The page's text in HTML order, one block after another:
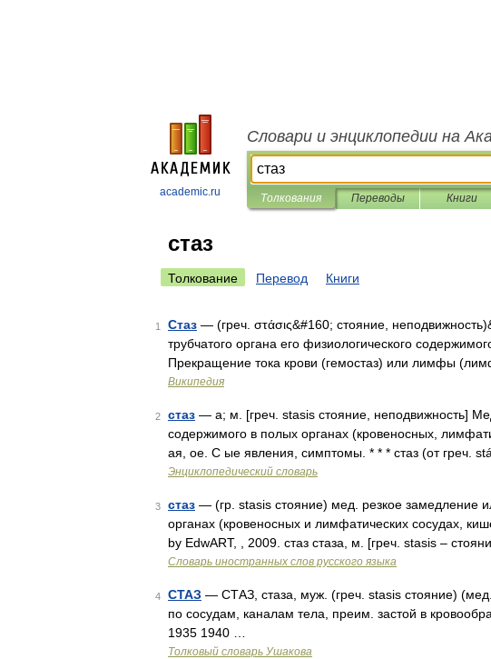
academic.ru
Словари и энциклопедии на
Толкования Переводы Книги
стаз
Толкование Перевод Книги
1 Стаз — (греч. στάσις&#160; стояние,
трубчатого органа его физиологического
Прекращение тока крови (гемостаз) или лимфы
Википедия
2 стаз — а; м. [греч. stasis стояние, неподвижность]
содержимого в полых органах (кровеносных,
ая, ое. С ые явления, симптомы. * * * стаз (от греч.
Энциклопедический словарь
3 стаз — (гр. stasis стояние) мед. резкое замедление
органах (кровеносных и лимфатических сосудах,
by EdwART, , 2009. стаз стаза, м. [греч. stasis –
Словарь иностранных слов русского языка
4 СТАЗ — СТАЗ, стаза, муж. (греч. stasis стояние)
по сосудам, каналам тела, преим. застой в
1935 1940 …
Толковый словарь Ушакова